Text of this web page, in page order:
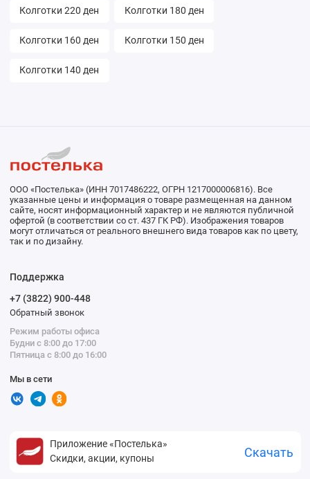
Колготки 220 ден Колготки 180 ден
Колготки 160 ден Колготки 150 ден
Колготки 140 ден
ООО «Постелька» (ИНН 7017486222, ОГРН 1217000006816). Все
указанные цены и информация о товаре размещенная на данном
сайте, носят информационный характер и не являются публичной
офертой (в соответствии со ст. 437 ГК РФ). Изображения товаров
могут отличаться от реального внешнего вида товаров как по цвету,
так и по дизайну.
Поддержка
+7 (3822) 900-448
Обратный звонок
Режим работы офиса
Будни с 8:00 до 17:00
Пятница с 8:00 до 16:00
Мы в сети
Приложение «Постелька»
Скидки, акции, купоны
Скачать